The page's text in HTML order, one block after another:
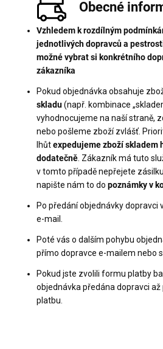
Obecné
Vzhledem k rozdílným
jednotlivých dopravců a
možné vybrat si konkrétního
zákazníka
Pokud objednávka obsahuje
skladu(např. kombinace
vyhodnocujeme na naší straně,
nebo pošleme zboží zvlášť.
lhůtexpedujeme zboží skladem
dodatečně . Zákazník má tuto
v tomto případě nepřejete
napište nám to do poznámky v
Po předání objednávky
e-mail.
Poté vás o dalším pohybu
přímo dopravce e-mailem nebo
Pokud jste zvolili formu platby
objednávka předána dopravci
platbu.